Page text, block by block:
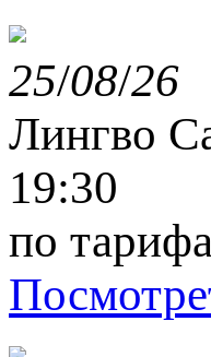
25/08/26
Лингво
19:30
по